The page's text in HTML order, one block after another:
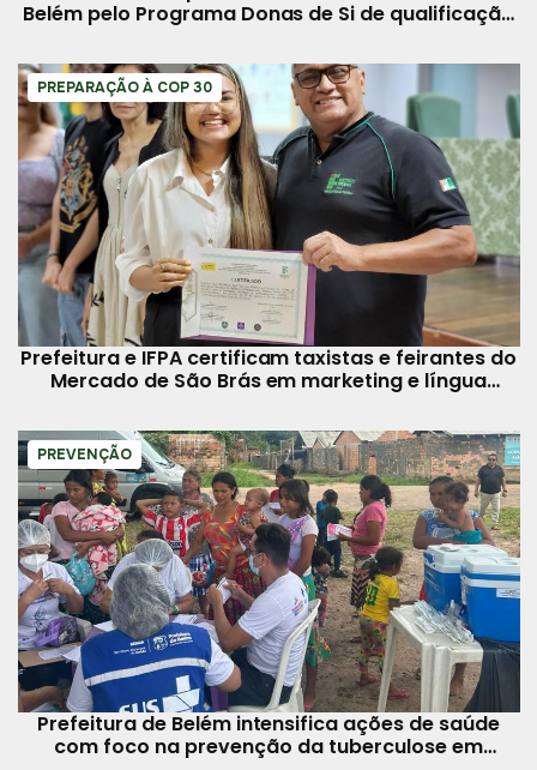
Belém pelo Programa Donas de Si de qualificação
PREPARAÇÃO À COP 30
Prefeitura e IFPA certificam taxistas e feirantes do
Mercado de São Brás em marketing e língua
PREVENÇÃO
Prefeitura de Belém intensifica ações de saúde
com foco na prevenção da tuberculose em